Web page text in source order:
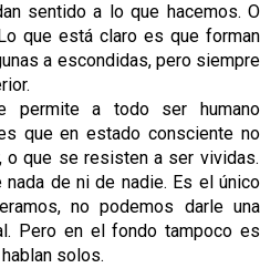
en el Sevilla FC
de Madrid por la
que el equipo sea una
de Sow
sentido a lo que hacemos. O
que está claro es que forman
a escondidas, pero siempre
permite a todo ser humano
que en estado consciente no
o que se resisten a ser vividas.
de ni de nadie. Es el único
no podemos darle una
Pero en el fondo tampoco es
solos.